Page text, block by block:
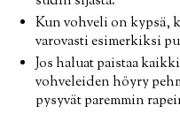
Kun vohveli on kypsä,
varovasti esimerkiksi
Jos haluat paistaa
vohveleiden höyry
pysyvät paremmin